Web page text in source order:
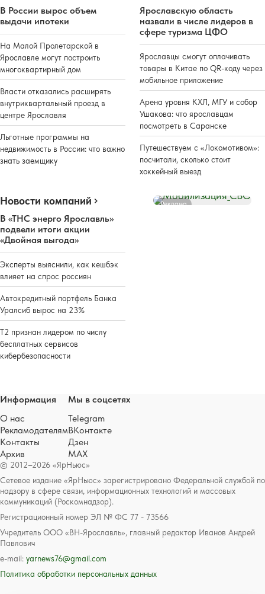
В России вырос объем
выдачи ипотеки
На Малой Пролетарской в
Ярославле могут построить
многоквартирный дом
Власти отказались расширять
внутриквартальный проезд в
центре Ярославля
Льготные программы на
недвижимость в России: что важно
знать заемщику
Ярославскую область
назвали в числе лидеров в
сфере туризма ЦФО
Ярославцы смогут оплачивать
товары в Китае по QR-коду через
мобильное приложение
Арена уровня КХЛ, МГУ и собор
Ушакова: что ярославцам
посмотреть в Саранске
Путешествуем с «Локомотивом»:
посчитали, сколько стоит
хоккейный выезд
Новости компаний
В «ТНС энерго Ярославль»
подвели итоги акции
«Двойная выгода»
Эксперты выяснили, как кешбэк
влияет на спрос россиян
Автокредитный портфель Банка
Уралсиб вырос на 23%
Т2 признан лидером по числу
бесплатных сервисов
кибербезопасности
Реклама
© 2012–2026 «ЯрНьюс»
Сетевое издание «ЯрНьюс» зарегистрировано Федеральной службой по
надзору в сфере связи, информационных технологий и массовых
коммуникаций (Роскомнадзор).
Регистрационный номер ЭЛ № ФС 77 - 73566
Учредитель ООО «ВН-Ярославль», главный редактор Иванов Андрей
Павлович
e-mail: yarnews76@gmail.com
Политика обработки персональных данных
Информация
О нас
Рекламодателям
Контакты
Архив
Мы в соцсетях
Telegram
ВКонтакте
Дзен
MAX